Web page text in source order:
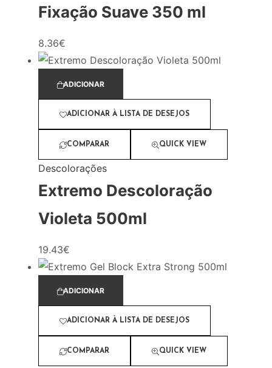
Fixação Suave 350 ml
8.36€
ADICIONAR
ADICIONAR À LISTA DE DESEJOS
COMPARAR QUICK VIEW
Descolorações
Extremo Descoloração
Violeta 500ml
19.43€
ADICIONAR
ADICIONAR À LISTA DE DESEJOS
COMPARAR QUICK VIEW